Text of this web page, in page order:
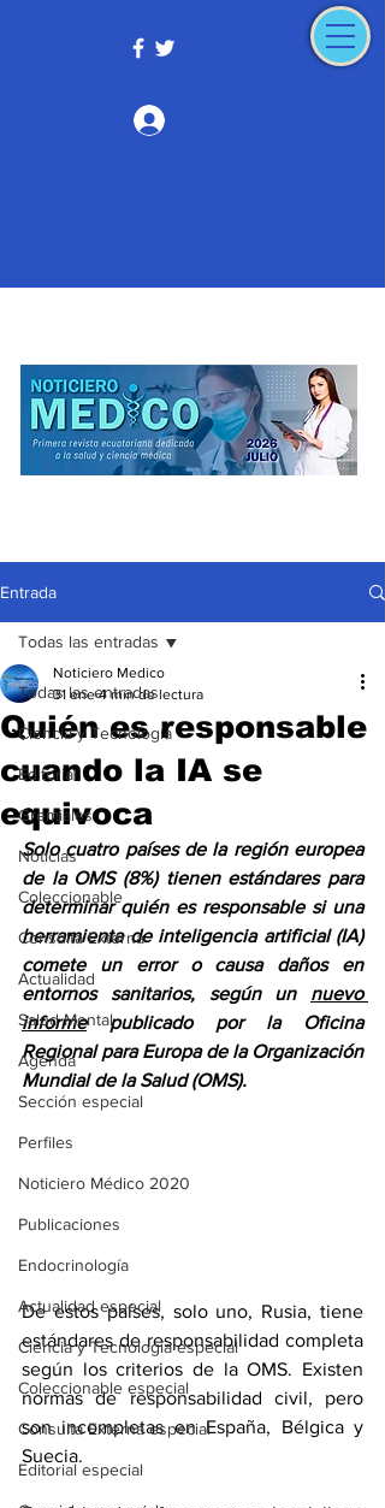
Entrada
Todas las entradas
Ciencia y Tecnología
Editorial
Gremiales
Noticias
Coleccionable
Consulta Externa
Actualidad
Salud Mental
Agenda
Sección especial
Perfiles
Noticiero Médico 2020
Publicaciones
Endocrinología
Actualidad especial
Ciencia y Tecnología especial
Coleccionable especial
Consulta Externa especial
Editorial especial
Todas las entradas
Quién es responsable
cuando la IA se
equivoca
Noticiero Medico
31 ene 4 min de lectura
Solo cuatro países de la región europea
de la OMS (8%) tienen estándares para
determinar quién es responsable si una
herramienta de inteligencia artificial (IA)
comete un error o causa daños en
entornos sanitarios, según un nuevo
informe publicado por la Oficina
Regional para Europa de la Organización
Mundial de la Salud (OMS).
De estos países, solo uno, Rusia, tiene
estándares de responsabilidad completa
según los criterios de la OMS. Existen
normas de responsabilidad civil, pero
son incompletas en España, Bélgica y
Suecia.